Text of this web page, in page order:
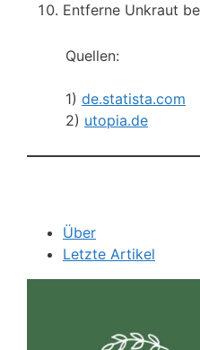
Entferne Unkraut
Quellen:
1) de.statista.com
2) utopia.de
Über
Letzte Artikel